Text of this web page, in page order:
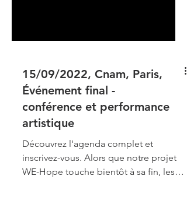
15/09/2022, Cnam, Paris,
Événement final -
conférence et performance